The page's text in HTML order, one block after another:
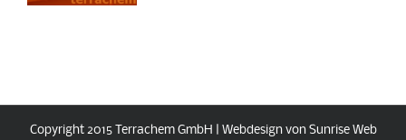
Copyright 2015 Terrachem GmbH | Webdesign von Sunrise Web